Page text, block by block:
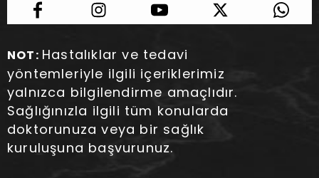
NOT: Hastalıklar ve tedavi
yöntemleriyle ilgili içeriklerimiz
yalnızca bilgilendirme amaçlıdır.
Sağlığınızla ilgili tüm konularda
doktorunuza veya bir sağlık
kuruluşuna başvurunuz.